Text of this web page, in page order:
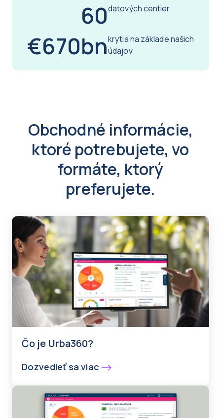
60datových centier
€670bnkrytia na základe našich
údajov
Obchodné informácie,
ktoré potrebujete, vo
formáte, ktorý
preferujete.
Čo je Urba360?
Dozvedieť sa viac